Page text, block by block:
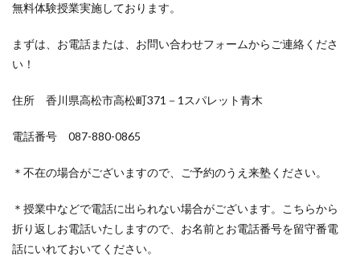
無料体験授業実施しております。
まずは、お電話または、お問い合わせフォームからご連絡くださ
い！
住所 香川県高松市高松町371－1スパレット青木
電話番号 087-880-0865
＊不在の場合がございますので、ご予約のうえ来塾ください。
＊授業中などで電話に出られない場合がございます。こちらから
折り返しお電話いたしますので、お名前とお電話番号を留守番電
話にいれておいてください。